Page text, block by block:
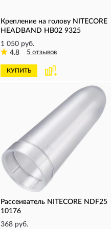
Крепление на голову NITECORE
HEADBAND HB02 9325
1 050 руб.
4.8
5 отзывов
КУПИТЬ
Рассеиватель NITECORE NDF25
10176
368 руб.